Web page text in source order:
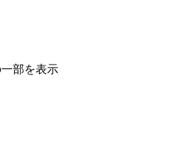
一部を表示